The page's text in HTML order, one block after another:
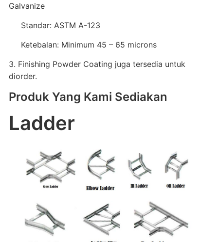
Galvanize
Standar: ASTM A-123
Ketebalan: Minimum 45 – 65 microns
3. Finishing Powder Coating juga tersedia untuk
diorder.
Produk Yang Kami Sediakan
Ladder